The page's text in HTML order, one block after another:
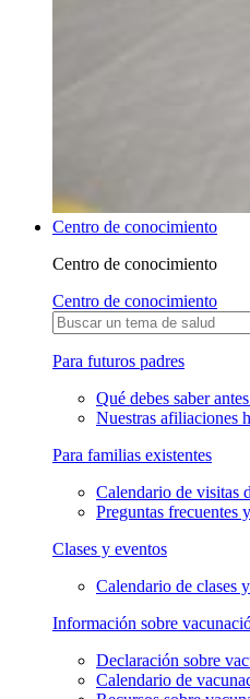
Centro de conocimiento
Centro de conocimiento
Centro de conocimiento
Para futuros padres
Qué debes saber
Nuestras afiliaciones
Para familias existentes
Calendario de visitas
Preguntas frecuentes
Clases y eventos
Calendario de clases
Información sobre
Declaración sobre
Calendario de